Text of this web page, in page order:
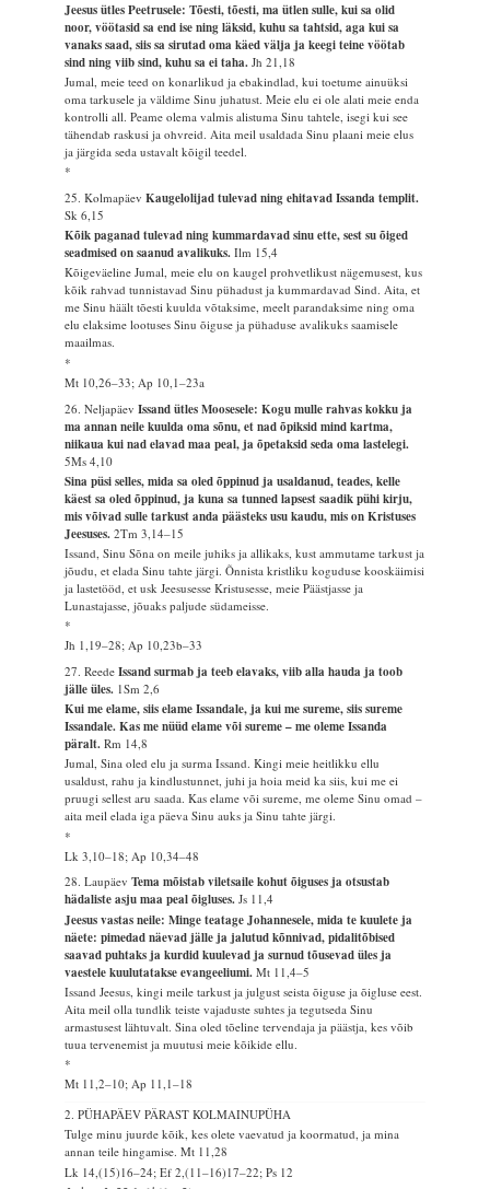
Jeesus ütles Peetrusele: Tõesti, tõesti, ma ütlen sulle, kui sa olid
noor, vöötasid sa end ise ning läksid, kuhu sa tahtsid, aga kui sa
vanaks saad, siis sa sirutad oma käed välja ja keegi teine vöötab
sind ning viib sind, kuhu sa ei taha.Jh 21,18
Jumal, meie teed on konarlikud ja ebakindlad, kui toetume ainuüksi
oma tarkusele ja väldime Sinu juhatust. Meie elu ei ole alati meie enda
kontrolli all. Peame olema valmis alistuma Sinu tahtele, isegi kui see
tähendab raskusi ja ohvreid. Aita meil usaldada Sinu plaani meie elus
ja järgida seda ustavalt kõigil teedel.
*
25. KolmapäevKaugelolijad tulevad ning ehitavad Issanda templit.
Sk 6,15
Kõik paganad tulevad ning kummardavad sinu ette, sest su õiged
seadmised on saanud avalikuks.Ilm 15,4
Kõigeväeline Jumal, meie elu on kaugel prohvetlikust nägemusest, kus
kõik rahvad tunnistavad Sinu pühadust ja kummardavad Sind. Aita, et
me Sinu häält tõesti kuulda võtaksime, meelt parandaksime ning oma
elu elaksime lootuses Sinu õiguse ja pühaduse avalikuks saamisele
maailmas.
*
Mt 10,26–33; Ap 10,1–23a
26. NeljapäevIssand ütles Moosesele: Kogu mulle rahvas kokku ja
ma annan neile kuulda oma sõnu, et nad õpiksid mind kartma,
niikaua kui nad elavad maa peal, ja õpetaksid seda oma lastelegi.
5Ms 4,10
Sina püsi selles, mida sa oled õppinud ja usaldanud, teades, kelle
käest sa oled õppinud, ja kuna sa tunned lapsest saadik pühi kirju,
mis võivad sulle tarkust anda päästeks usu kaudu, mis on Kristuses
Jeesuses.2Tm 3,14–15
Issand, Sinu Sõna on meile juhiks ja allikaks, kust ammutame tarkust ja
jõudu, et elada Sinu tahte järgi. Õnnista kristliku koguduse kooskäimisi
ja lastetööd, et usk Jeesusesse Kristusesse, meie Päästjasse ja
Lunastajasse, jõuaks paljude südameisse.
*
Jh 1,19–28; Ap 10,23b–33
27. ReedeIssand surmab ja teeb elavaks, viib alla hauda ja toob
jälle üles. 1Sm 2,6
Kui me elame, siis elame Issandale, ja kui me sureme, siis sureme
Issandale. Kas me nüüd elame või sureme – me oleme Issanda
päralt.Rm 14,8
Jumal, Sina oled elu ja surma Issand. Kingi meie heitlikku ellu
usaldust, rahu ja kindlustunnet, juhi ja hoia meid ka siis, kui me ei
pruugi sellest aru saada. Kas elame või sureme, me oleme Sinu omad –
aita meil elada iga päeva Sinu auks ja Sinu tahte järgi.
*
Lk 3,10–18; Ap 10,34–48
28. LaupäevTema mõistab viletsaile kohut õiguses ja otsustab
hädaliste asju maa peal õigluses.Js 11,4
Jeesus vastas neile: Minge teatage Johannesele, mida te kuulete ja
näete: pimedad näevad jälle ja jalutud kõnnivad, pidalitõbised
saavad puhtaks ja kurdid kuulevad ja surnud tõusevad üles ja
vaestele kuulutatakse evangeeliumi.Mt 11,4–5
Issand Jeesus, kingi meile tarkust ja julgust seista õiguse ja õigluse eest.
Aita meil olla tundlik teiste vajaduste suhtes ja tegutseda Sinu
armastusest lähtuvalt. Sina oled tõeline tervendaja ja päästja, kes võib
tuua tervenemist ja muutusi meie kõikide ellu.
*
Mt 11,2–10; Ap 11,1–18
2. PÜHAPÄEV PÄRAST KOLMAINUPÜHA
Tulge minu juurde kõik, kes olete vaevatud ja koormatud, ja mina
annan teile hingamise.Mt 11,28
Lk 14,(15)16–24; Ef 2,(11–16)17–22; Ps 12